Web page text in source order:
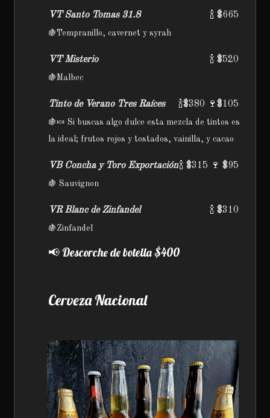
VT Santo Tomas 31.8 🍾 $665
🍇Tempranillo, cavernet y syrah
VT Misterio 🍾 $520
🍇Malbec
Tinto de Verano Tres Raíces 🍾$380 🍷$105
🍇🍬 Si buscas algo dulce esta mezcla de tintos es
la ideal; frutos rojos y tostados, vainilla, y cacao
VB Concha y Toro Exportación🍾 $315 🍷 $95
🍇 Sauvignon
VR Blanc de Zinfandel 🍾 $310
🍇Zinfandel
📢 Descorche de botella $400
Cerveza Nacional